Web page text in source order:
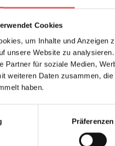
Cookies
um Inhalte und Anzeigen
unsere Website zu
Partner für soziale Medien,
weiteren Daten zusammen,
haben.
Präferenzen